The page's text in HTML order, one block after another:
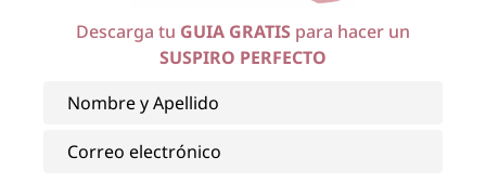
Descarga tu GUIA GRATIS para hacer un
SUSPIRO PERFECTO